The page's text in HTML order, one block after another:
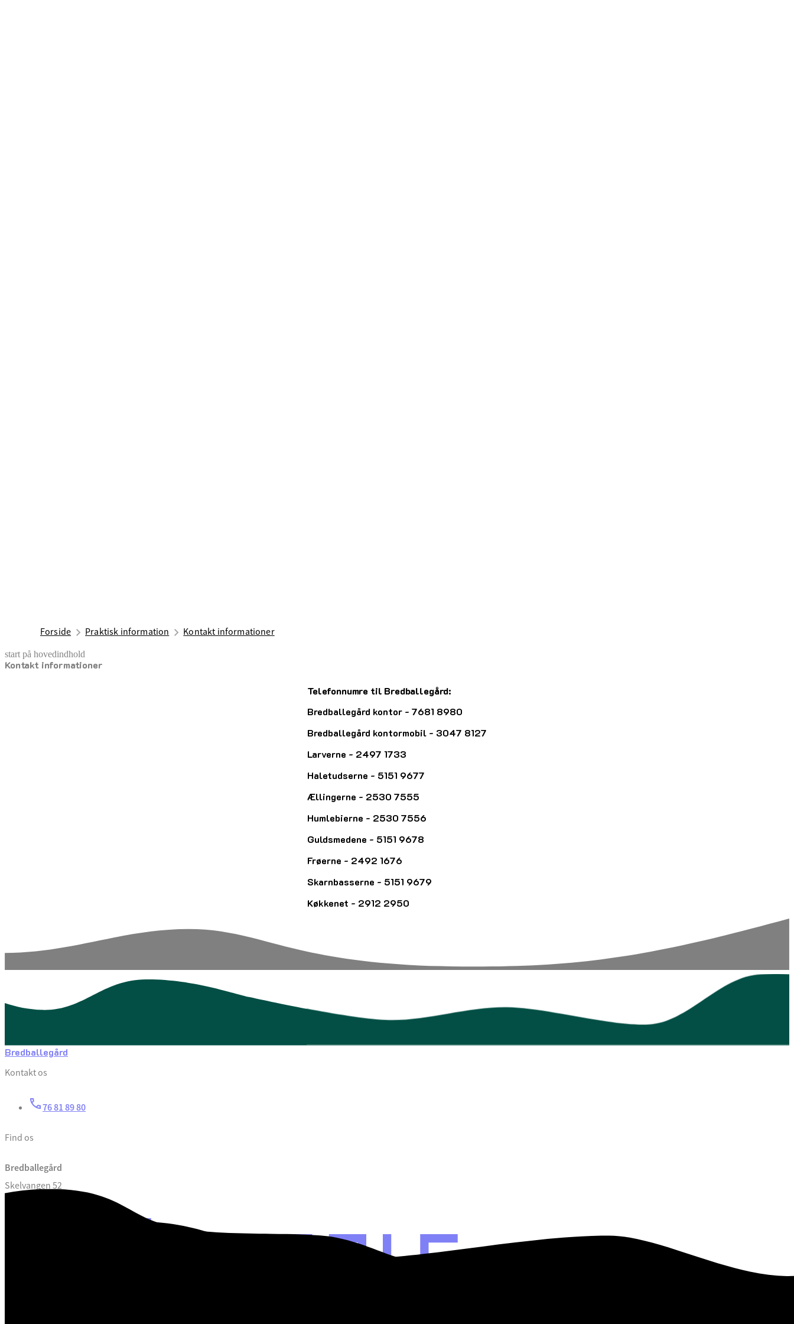
Forside Praktisk information Kontakt informationer
start på hovedindhold
Kontakt informationer
senest opdateret 3. august 2026
Telefonnumre til Bredballegård:
Bredballegård kontor - 7681 8980
Bredballegård kontormobil - 3047 8127
Larverne - 2497 1733
Haletudserne - 5151 9677
Ællingerne - 2530 7555
Humlebierne - 2530 7556
Guldsmedene - 5151 9678
Frøerne - 2492 1676
Skarnbasserne - 5151 9679
Køkkenet - 2912 2950
Bredballegård
Kontakt os
76 81 89 80
Find os
Bredballegård
Skelvangen 52